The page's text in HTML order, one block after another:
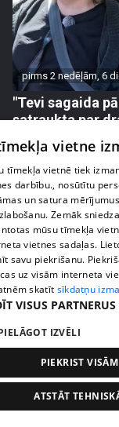
pirms 2 nedēļām, 6
"Tevi sagaida
satraukta par
pirms 2 nedēļām, 6
Kaspars
cik ļoti viņu mīl
70. epizode
vietne
tīmekļa vietnē tiek
darbību., nosūtītu
un satura
Zemāk
mūsu tīmekļa
vietnes sadaļas.
savu piekrišanu.
uz visām interneta
skatīt sīkdatņu
VISUS PARTNERUS
IZVĒLI
PIEKRIST
ATSTĀT